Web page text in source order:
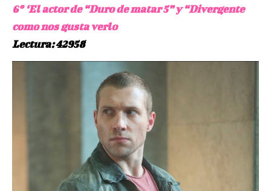
6º ‘El actor de “Duro de matar 5” y “Divergente
como nos gusta verlo
Lectura: 42958